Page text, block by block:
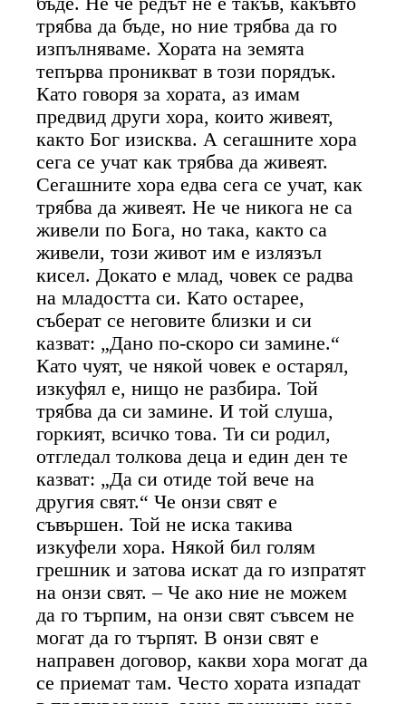
трябва да бъде, но ние трябва да го
изпълняваме. Хората на земята
тепърва проникват в този порядък.
Като говоря за хората, аз имам
предвид други хора, които живеят,
както Бог изисква. А сегашните хора
сега се учат как трябва да живеят.
Сегашните хора едва сега се учат, как
трябва да живеят. Не че никога не са
живели по Бога, но така, както са
живели, този живот им е излязъл
кисел. Докато е млад, човек се радва
на младостта си. Като остарее,
съберат се неговите близки и си
казват: „Дано по-скоро си замине.“
Като чуят, че някой човек е остарял,
изкуфял е, нищо не разбира. Той
трябва да си замине. И той слуша,
горкият, всичко това. Ти си родил,
отгледал толкова деца и един ден те
казват: „Да си отиде той вече на
другия свят.“ Че онзи свят е
съвършен. Той не иска такива
изкуфели хора. Някой бил голям
грешник и затова искат да го изпратят
на онзи свят. – Че ако ние не можем
да го търпим, на онзи свят съвсем не
могат да го търпят. В онзи свят е
направен договор, какви хора могат да
се приемат там. Често хората изпадат